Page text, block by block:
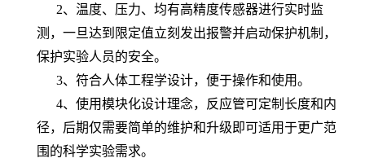
2、温度、压力、均有高精度传感器进行实时监
测，一旦达到限定值立刻发出报警并启动保护机制，
保护实验人员的安全。
3、符合人体工程学设计，便于操作和使用。
4、使用模块化设计理念，反应管可定制长度和内
径，后期仅需要简单的维护和升级即可适用于更广范
围的科学实验需求。